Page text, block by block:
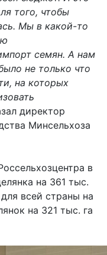
того, чтобы
Мы в какой-то
семян. А нам
не только что
на которых
директор
Минсельхоза
в
на 361 тыс.
всей страны на
на 321 тыс. га